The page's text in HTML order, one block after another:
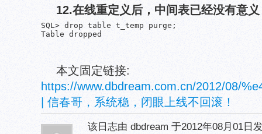
12.在线重定义后，中间表已经没有意
SQL> drop table t_temp purge;
Table dropped
本文固定链接:
https://www.dbdream.com.cn/2012/08/
| 信春哥，系统稳，闭眼上线不回滚！
该日志由 dbdream 于2012年08月01日